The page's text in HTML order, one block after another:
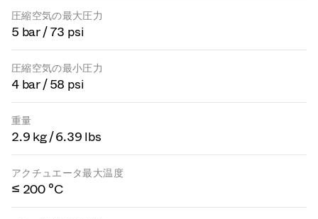
圧縮空気の最大圧力
5 bar / 73 psi
圧縮空気の最小圧力
4 bar / 58 psi
重量
2.9 kg / 6.39 lbs
アクチュエータ最大温度
≤ 200 °C